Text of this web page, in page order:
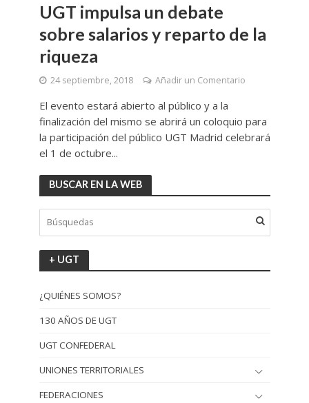
UGT impulsa un debate
sobre salarios y reparto de la
riqueza
24 septiembre, 2018 Añadir un Comentario
El evento estará abierto al público y a la
finalización del mismo se abrirá un coloquio para
la participación del público UGT Madrid celebrará
el 1 de octubre...
BUSCAR EN LA WEB
+ UGT
¿QUIÉNES SOMOS?
130 AÑOS DE UGT
UGT CONFEDERAL
UNIONES TERRITORIALES
FEDERACIONES